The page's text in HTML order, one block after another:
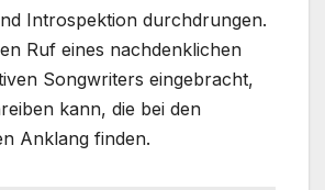
Introspektion durchdrungen.
Ruf eines nachdenklichen
Songwriters eingebracht,
kann, die bei den
Anklang finden.